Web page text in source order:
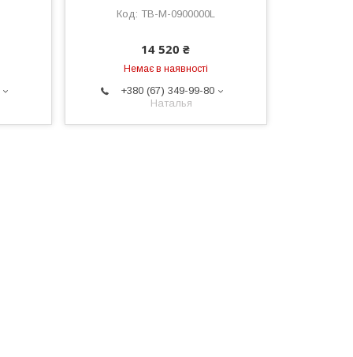
TB-M-0900000L
14 520 ₴
Немає в наявності
+380 (67) 349-99-80
Наталья